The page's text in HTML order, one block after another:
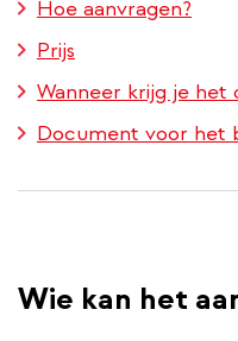
Hoe aanvragen?
Prijs
Wanneer krijg je het
Document voor het
Wie kan het